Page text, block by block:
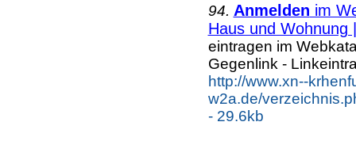
94. Anmelden im
Haus und Wohnung
eintragen im
Gegenlink -
http://www.xn--
w2a.de/
- 29.6kb